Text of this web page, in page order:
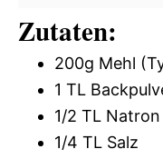
Zutaten:
200g Mehl
1 TL
1/2 TL Natron
1/4 TL Salz